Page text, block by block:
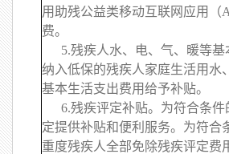
用助残公益类移动互联网应用（
费。
5.残疾人水、电、气、暖等基
纳入低保的残疾人家庭生活用水
基本生活支出费用给予补贴。
6.残疾评定补贴。为符合条件
定提供补贴和便利服务。为符合
重度残疾人全部免除残疾评定费